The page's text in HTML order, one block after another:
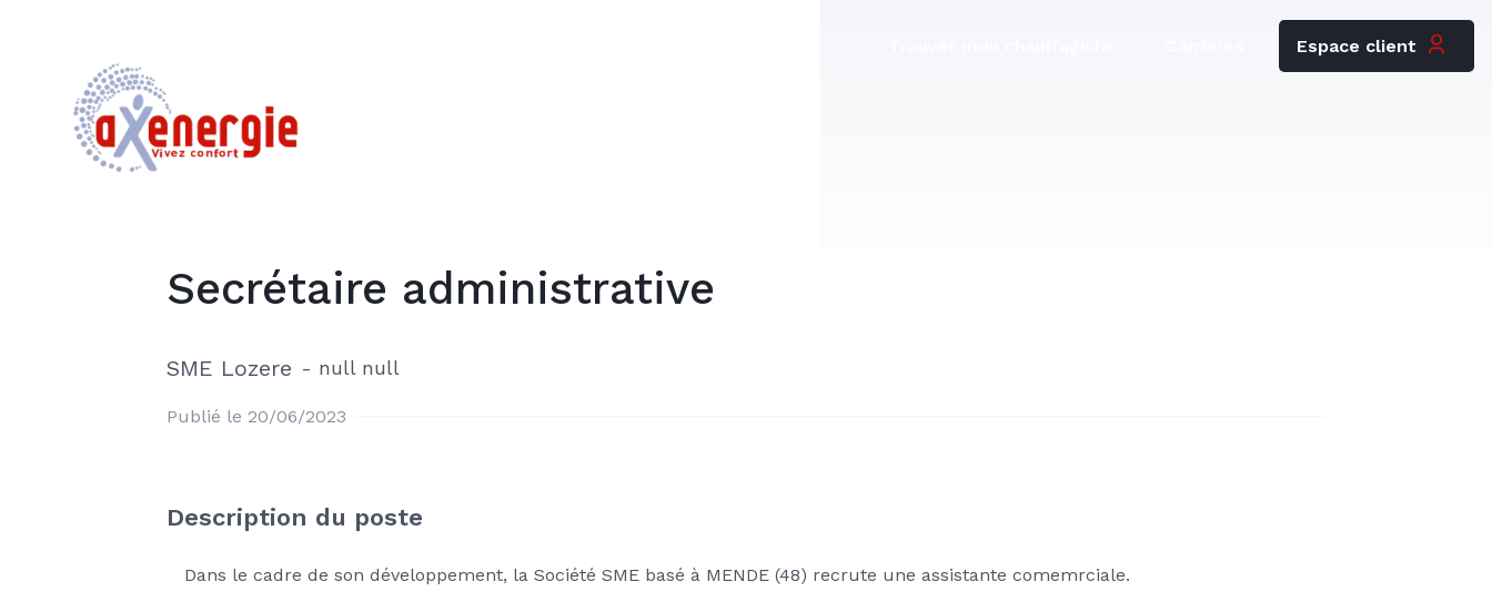
Espace client
Secrétaire administrative
SME Lozere - null null
Publié le 20/06/2023
Description du poste
Dans le cadre de son développement, la Société SME basé à MENDE (48) recrute une assistante comemrciale.